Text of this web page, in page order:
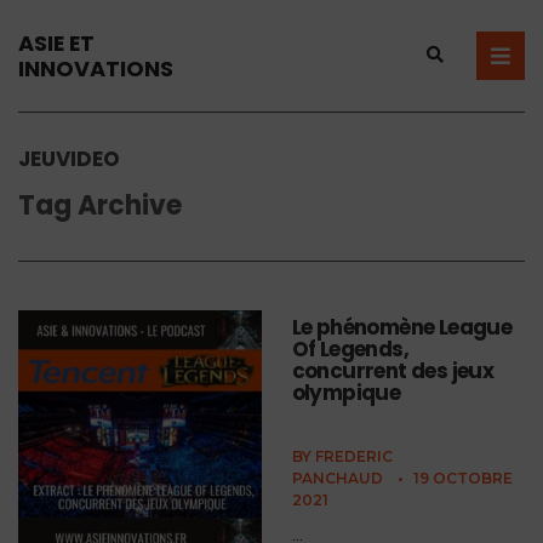
ASIE ET
INNOVATIONS
JEUVIDEO
Tag Archive
Le phénomène League
Of Legends,
concurrent des jeux
olympique
BY FREDERIC
PANCHAUD
• 19 OCTOBRE
2021
...